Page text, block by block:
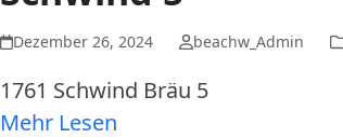
Dezember 26, 2024 beachw_Admin
1761 Schwind Bräu 5
Mehr Lesen